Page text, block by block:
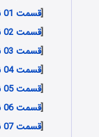
[قسمت 01 نسخه 1080p
[قسمت 02 نسخه 1080p
[قسمت 03 نسخه 1080p
[قسمت 04 نسخه 1080p
[قسمت 05 نسخه 1080p
[قسمت 06 نسخه 1080p
[قسمت 07 نسخه 1080p